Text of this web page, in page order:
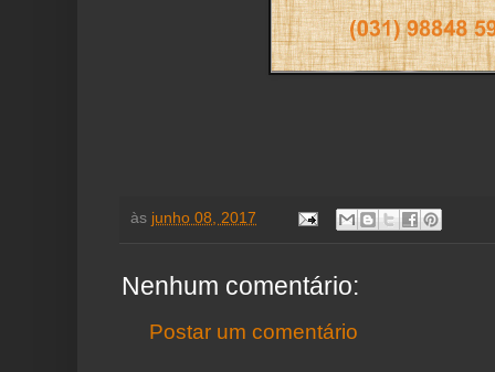
às junho 08, 2017
Nenhum comentário:
Postar um comentário